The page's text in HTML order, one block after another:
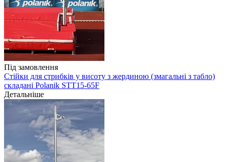
Під замовлення
Стійки для стрибків у висоту з жердиною (змагальні з табло)
складані Polanik STT15-65F
Детальніше